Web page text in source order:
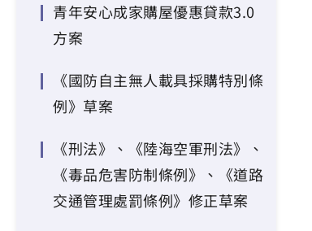
青年安心成家購屋優惠貸款3.0
方案
《國防自主無人載具採購特別條
例》草案
《刑法》、《陸海空軍刑法》、
《毒品危害防制條例》、《道路
交通管理處罰條例》修正草案